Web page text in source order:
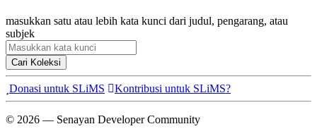
masukkan satu atau lebih kata kunci dari judul, pengarang, atau
subjek
Cari Koleksi
Donasi untuk SLiMS Kontribusi untuk SLiMS?
© 2026 — Senayan Developer Community